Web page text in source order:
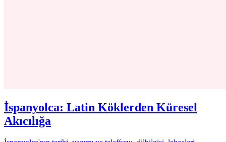
İspanyolca: Latin Köklerden Küresel
Akıcılığa